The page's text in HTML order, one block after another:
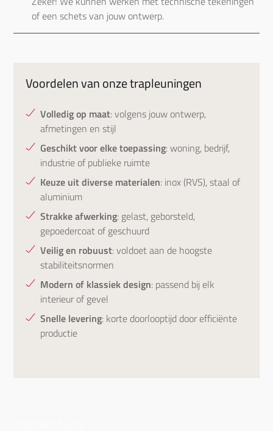
of een schets van jouw ontwerp.
Voordelen van onze trapleuningen
Volledig op maat: volgens jouw ontwerp,
afmetingen en stijl
Geschikt voor elke toepassing: woning, bedrijf,
industrie of publieke ruimte
Keuze uit diverse materialen: inox (RVS), staal of
aluminium
Strakke afwerking: gelast, geborsteld,
gepoedercoat of geschuurd
Veilig en robuust: voldoet aan de hoogste
stabiliteitsnormen
Modern of klassiek design: passend bij elk
interieur of gevel
Snelle levering: korte doorlooptijd door efficiënte
productie